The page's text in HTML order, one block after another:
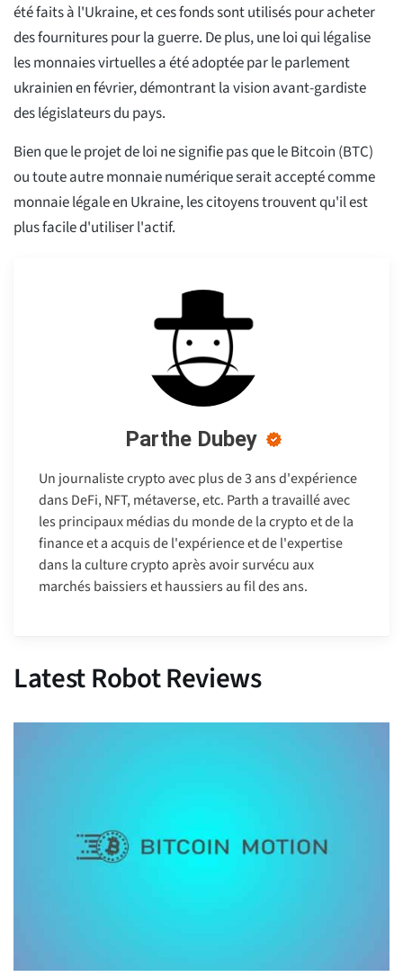
été faits à l'Ukraine, et ces fonds sont utilisés pour acheter
des fournitures pour la guerre. De plus, une loi qui légalise
les monnaies virtuelles a été adoptée par le parlement
ukrainien en février, démontrant la vision avant-gardiste
des législateurs du pays.
Bien que le projet de loi ne signifie pas que le Bitcoin (BTC)
ou toute autre monnaie numérique serait accepté comme
monnaie légale en Ukraine, les citoyens trouvent qu'il est
plus facile d'utiliser l'actif.
Parthe Dubey
Un journaliste crypto avec plus de 3 ans d'expérience
dans DeFi, NFT, métaverse, etc. Parth a travaillé avec
les principaux médias du monde de la crypto et de la
finance et a acquis de l'expérience et de l'expertise
dans la culture crypto après avoir survécu aux
marchés baissiers et haussiers au fil des ans.
Latest Robot Reviews